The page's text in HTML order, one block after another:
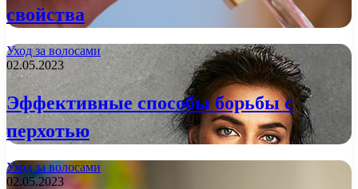
свойства
Уход за волосами
02.05.2023
Эффективные способы борьбы с
перхотью
Уход за волосами
02.05.2023